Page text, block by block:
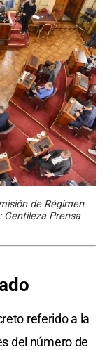
de Régimen
Prensa
referido a la
del número de